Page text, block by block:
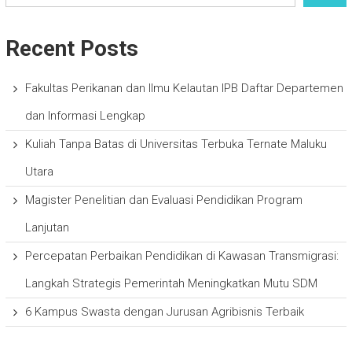
Recent Posts
Fakultas Perikanan dan Ilmu Kelautan IPB Daftar Departemen
dan Informasi Lengkap
Kuliah Tanpa Batas di Universitas Terbuka Ternate Maluku
Utara
Magister Penelitian dan Evaluasi Pendidikan Program
Lanjutan
Percepatan Perbaikan Pendidikan di Kawasan Transmigrasi:
Langkah Strategis Pemerintah Meningkatkan Mutu SDM
6 Kampus Swasta dengan Jurusan Agribisnis Terbaik